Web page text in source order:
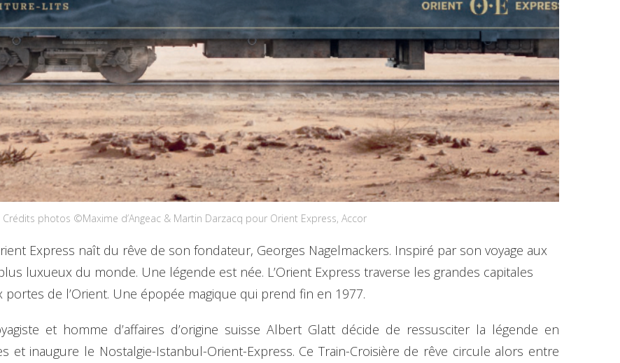
Crédits photos ©Maxime d’Angeac & Martin Darzacq pour Orient Express, Accor
Express naît du rêve de son fondateur, Georges Nagelmackers. Inspiré par son voyage aux
luxueux du monde. Une légende est née. L’Orient Express traverse les grandes capitales
portes de l’Orient. Une épopée magique qui prend fin en 1977.
et homme d’affaires d’origine suisse Albert Glatt décide de ressusciter la légende en
et inaugure le Nostalgie-Istanbul-Orient-Express. Ce Train-Croisière de rêve circule alors entre